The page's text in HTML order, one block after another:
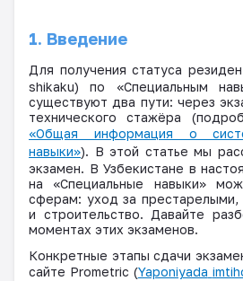
1. Введение
Для получения статуса
shikaku) по «Специальным
существуют два пути: через
технического стажёра
«Общая информация о
навыки»). В этой статье мы
экзамен. В Узбекистане в
на «Специальные навыки»
сферам: уход за престарелыми,
и строительство. Давайте
моментах этих экзаменов.
Конкретные этапы сдачи
сайте Prometric (Yaponiyada